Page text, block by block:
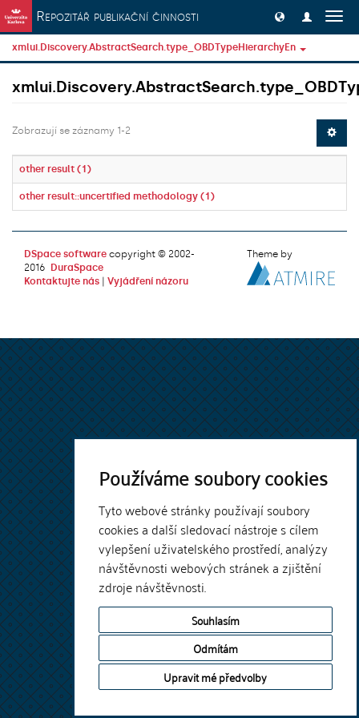
Používáme soubory cookies
Tyto webové stránky používají soubory
cookies a další sledovací nástroje s cílem
vylepšení uživatelského prostředí, analýzy
návštěvnosti webových stránek a zjištění
zdroje návštěvnosti.
Souhlasím
Odmítám
Upravit mé předvolby
Přeskočit na obsah
Repozitář publikační činnosti
xmlui.Discovery.AbstractSearch.type_OBDTypeHierarchyEn
Zobrazují se záznamy 1-2
other result (1)
other result::uncertified methodology (1)
DSpace software copyright © 2002-
2016
DuraSpace
Kontaktujte nás
Vyjádření názoru
Theme by